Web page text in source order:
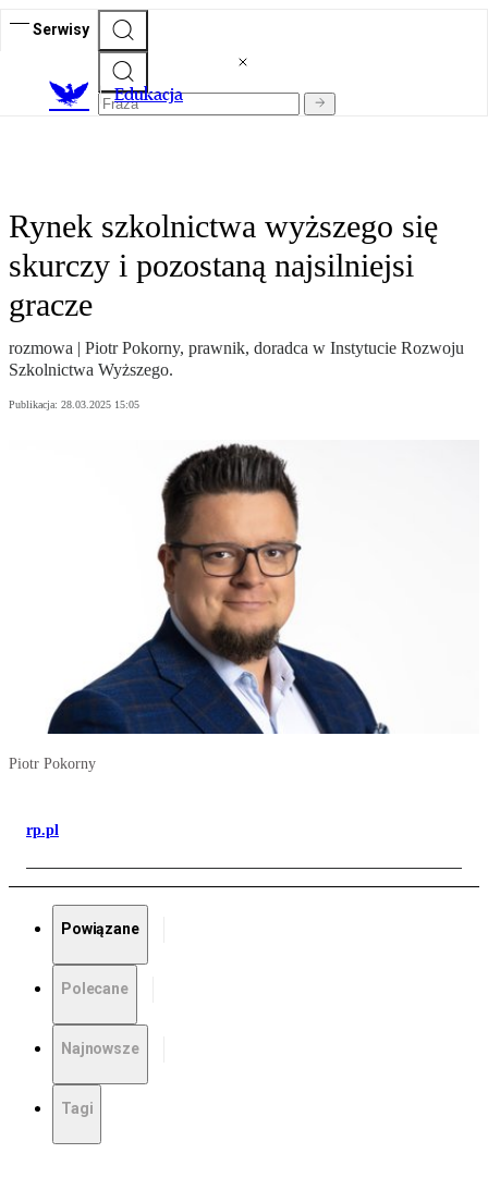
Serwisy
Edukacja
Rynek szkolnictwa wyższego się
skurczy i pozostaną najsilniejsi
gracze
rozmowa | Piotr Pokorny, prawnik, doradca w Instytucie Rozwoju
Szkolnictwa Wyższego.
Publikacja: 28.03.2025 15:05
Piotr Pokorny
rp.pl
Powiązane
Polecane
Najnowsze
Tagi